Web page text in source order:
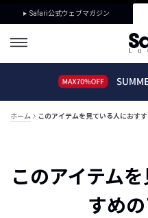
Safari公式ウェブマガジン
ホーム このアイテムを見ている人におす
このアイテム
すめ